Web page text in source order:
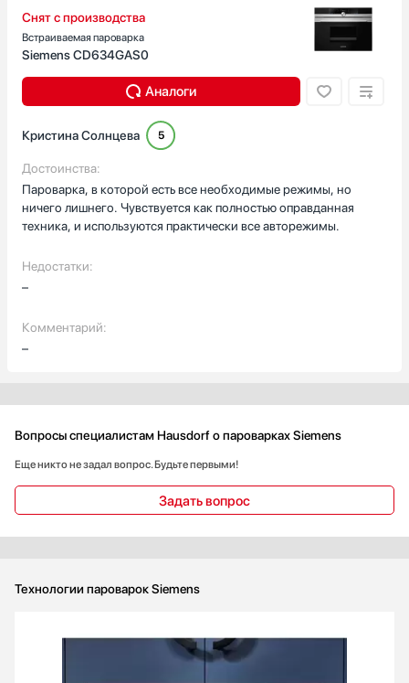
очень приятно. Так и другие блюда на пару, получаются
идеально. Я всем рекомендую этот вариант пароварки. Ее
работой и внешним видом, останетесь довольны.
Снят с производства
Встраиваемая пароварка
Siemens CD634GAS0
Аналоги
Кристина Солнцева 5
Достоинства:
Пароварка, в которой есть все необходимые режимы, но
ничего лишнего. Чувствуется как полностью оправданная
техника, и используются практически все авторежимы.
Недостатки:
–
Комментарий:
–
Вопросы специалистам Hausdorf о пароварках Siemens
Еще никто не задал вопрос. Будьте первыми!
Задать вопрос
Технологии пароварок Siemens